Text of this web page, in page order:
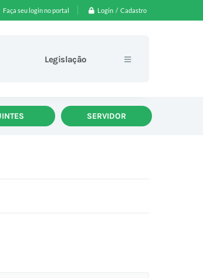
Faça seu login no portal Login / Cadastro
Legislação
SERVIDOR